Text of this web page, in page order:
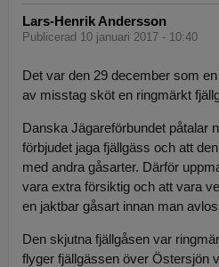
Lars-Henrik Andersson
Publicerad 10 januari 2017 - 10:40
Det var den 29 december som
av misstag sköt en ringmärkt
Danska Jägareförbundet påtalar
förbjudet jaga fjällgäss och att
med andra gåsarter. Därför
vara extra försiktig och att vara
en jaktbar gåsart innan man
Den skjutna fjällgåsen var
flyger fjällgässen över Östersjön